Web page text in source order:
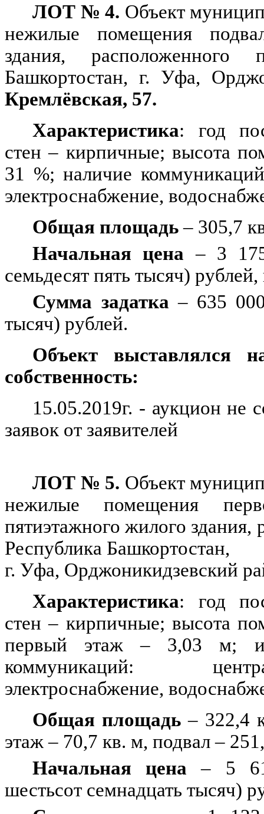
ЛОТ № 4. Объект
нежилые помещения
здания, расположенного
Башкортостан, г. Уфа,
Кремлёвская, 57.
Характеристика: год
стен – кирпичные; высота
31 %; наличие
электроснабжение,
Общая площадь– 305,7
Начальная цена – 3
семьдесят пять тысяч)
Сумма задатка – 635
тысяч) рублей.
Объект выставлялся
собственность:
15.05.2019г. - аукцион не
заявок от заявителей
ЛОТ № 5. Объект
нежилые помещения
пятиэтажного жилого здания,
Республика Башкортостан,
г. Уфа, Орджоникидзевский
Характеристика: год
стен – кирпичные; высота
первый этаж – 3,03 м;
коммуникаций:
электроснабжение,
Общая площадь – 322,4
этаж – 70,7 кв. м, подвал –
Начальная цена – 5
шестьсот семнадцать тысяч)